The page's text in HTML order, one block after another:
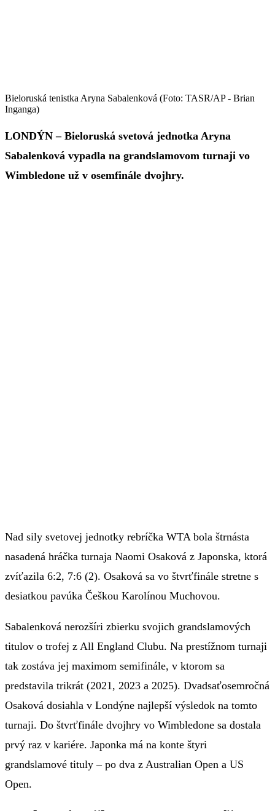
Bieloruská tenistka Aryna Sabalenková (Foto: TASR/AP - Brian
Inganga)
LONDÝN – Bieloruská svetová jednotka Aryna
Sabalenková vypadla na grandslamovom turnaji vo
Wimbledone už v osemfinále dvojhry.
Nad sily svetovej jednotky rebríčka WTA bola štrnásta
nasadená hráčka turnaja Naomi Osaková z Japonska, ktorá
zvíťazila 6:2, 7:6 (2). Osaková sa vo štvrťfinále stretne s
desiatkou pavúka Češkou Karolínou Muchovou.
Sabalenková nerozšíri zbierku svojich grandslamových
titulov o trofej z All England Clubu. Na prestížnom turnaji
tak zostáva jej maximom semifinále, v ktorom sa
predstavila trikrát (2021, 2023 a 2025). Dvadsaťosemročná
Osaková dosiahla v Londýne najlepší výsledok na tomto
turnaji. Do štvrťfinále dvojhry vo Wimbledone sa dostala
prvý raz v kariére. Japonka má na konte štyri
grandslamové tituly – po dva z Australian Open a US
Open.